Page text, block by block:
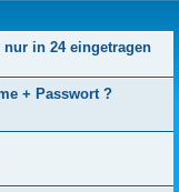
nur in 24 eingetragen
+ Passwort ?